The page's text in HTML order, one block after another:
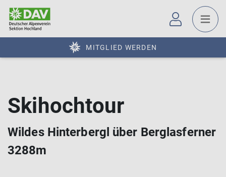
MITGLIED WERDEN
Skihochtour
Wildes Hinterbergl über Berglasferner
3288m